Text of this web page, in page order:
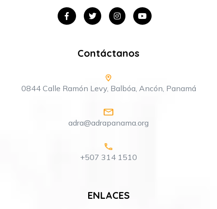
Contáctanos
0844 Calle Ramón Levy, Balbóa, Ancón, Panamá
adra@adrapanama.org
+507 314 1510
ENLACES